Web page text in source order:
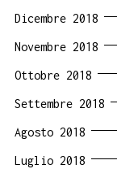
Dicembre 2018
Novembre 2018
Ottobre 2018
Settembre 2018
Agosto 2018
Luglio 2018